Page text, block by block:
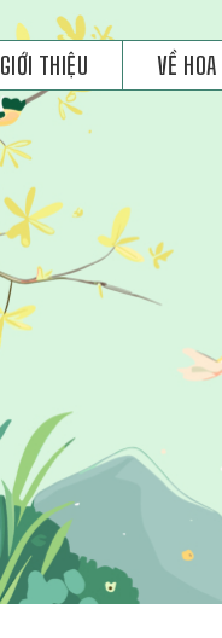
GIỚI THIỆU VỀ HOA